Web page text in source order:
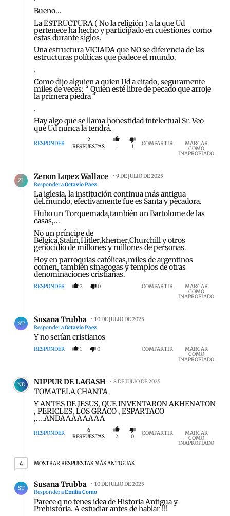
Bueno...
La ESTRUCTURA ( No la religión ) a la que Ud
pertenece ha hecho y participado en cuestiones como
éstas durante siglos.
Una estructura VICIADA que NO se diferencia de las
estructuras políticas que padece el mundo.
.
Como dijo alguien a quien Ud a citado, seguramente
miles de veces: “ Quien esté libre de pecado que arroje
la primera piedra “
.
Hay algo que se llama honestidad intelectual Sr. Veo
que Ud nunca la tendrá.
RESPONDER
2
RESPUESTAS
1 1 COMPARTIR MARCAR
COMO
INAPROPIADO
ZL Zenon Lopez Wallace
9 DE JULIO DE 2025
Responder aOctavio Paez
La iglesia, la institución continua más antigua
del.mundo, efectivamente fue es Santa y pecadora.
Hubo un Torquemada,también un Bartolome de las
casas,...
No un príncipe de
Bélgica,Stalin,Hitler,khemer,Churchill y otros
genocidio de millones y millones de personas.
Hoy en parroquias católicas,miles de argentinos
comen, también sinagogas y templos de otras
denominaciones cristianas.
RESPONDER 2 0 COMPARTIR MARCAR
COMO
INAPROPIADO
ST Susana Trubba
10 DE JULIO DE 2025
Responder aOctavio Paez
Y no serían cristianos
RESPONDER 1 0 COMPARTIR MARCAR
COMO
INAPROPIADO
ND NIPPUR DE LAGASH 8 DE JULIO DE 2025
TOMATELA CHANTA
Y ANTES DE JESUS, QUE INVENTARON AKHENATON
, PERICLES, LOS GRACO , ESPARTACO
,....ANDAAAAAAAA
RESPONDER
6
RESPUESTAS
2 0 COMPARTIR MARCAR
COMO
INAPROPIADO
44 respuestas más antiguas
MOSTRAR RESPUESTAS MÁS ANTIGUAS
ST Susana Trubba
10 DE JULIO DE 2025
Responder aEmilia Como
Parece q no tenes idea de Historia Antigua y
Prehistoria. A estudiar antes de hablar !!!